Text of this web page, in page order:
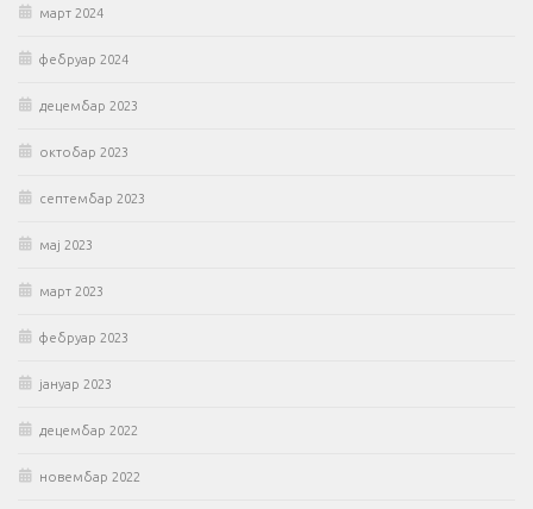
март 2024
фебруар 2024
децембар 2023
октобар 2023
септембар 2023
мај 2023
март 2023
фебруар 2023
јануар 2023
децембар 2022
новембар 2022